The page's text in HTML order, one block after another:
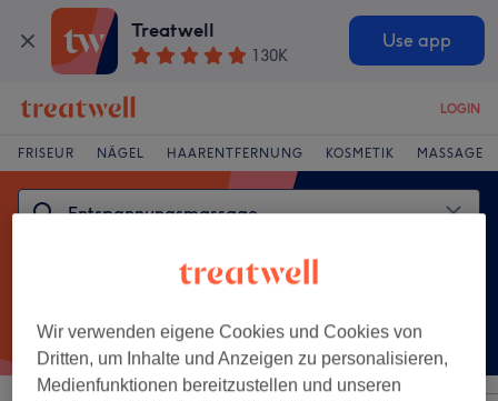
Treatwell
130K
Use app
LOGIN
FRISEUR NÄGEL HAARENTFERNUNG KOSMETIK MASSAGE
Wir verwenden eigene Cookies und Cookies von
Dritten, um Inhalte und Anzeigen zu personalisieren,
Medienfunktionen bereitzustellen und unseren